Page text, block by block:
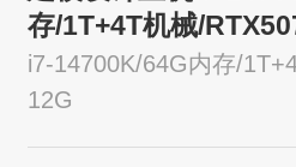
存/1T+4T机械/
i7-14700K/64G内存/
12G